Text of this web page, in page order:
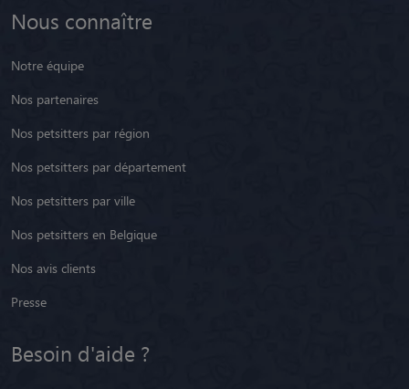
Nous connaître
Notre équipe
Nos partenaires
Nos petsitters par région
Nos petsitters par département
Nos petsitters par ville
Nos petsitters en Belgique
Nos avis clients
Presse
Besoin d'aide ?